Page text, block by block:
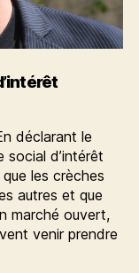
déclarant le
d’intérêt
les crèches
autres et que
marché ouvert,
venir prendre